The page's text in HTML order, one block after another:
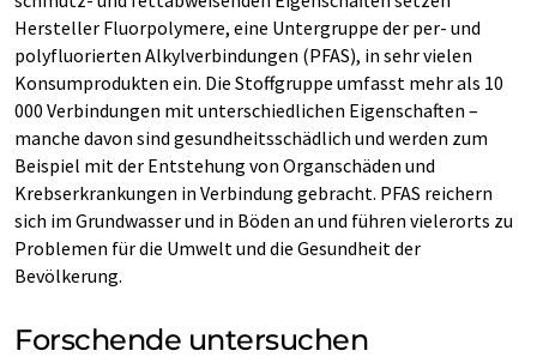
Hersteller Fluorpolymere, eine Untergruppe der per- und
polyfluorierten Alkylverbindungen (PFAS), in sehr vielen
Konsumprodukten ein. Die Stoffgruppe umfasst mehr als 10
000 Verbindungen mit unterschiedlichen Eigenschaften –
manche davon sind gesundheitsschädlich und werden zum
Beispiel mit der Entstehung von Organschäden und
Krebserkrankungen in Verbindung gebracht. PFAS reichern
sich im Grundwasser und in Böden an und führen vielerorts zu
Problemen für die Umwelt und die Gesundheit der
Bevölkerung.
Forschende untersuchen